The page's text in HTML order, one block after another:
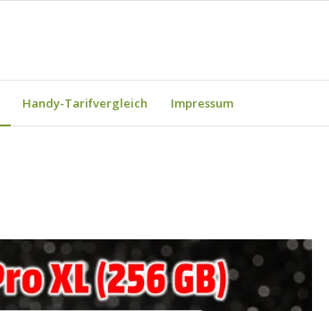
Handy-Tarifvergleich Impressum